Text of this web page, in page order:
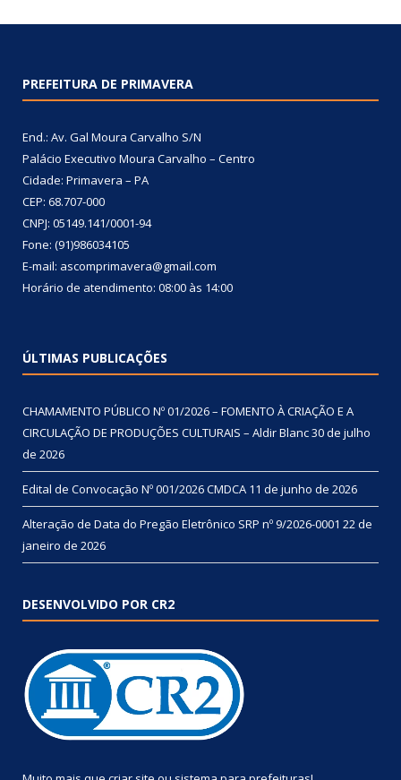
PREFEITURA DE PRIMAVERA
End.: Av. Gal Moura Carvalho S/N
Palácio Executivo Moura Carvalho – Centro
Cidade: Primavera – PA
CEP: 68.707-000
CNPJ: 05149.141/0001-94
Fone: (91)986034105
E-mail: ascomprimavera@gmail.com
Horário de atendimento: 08:00 às 14:00
ÚLTIMAS PUBLICAÇÕES
CHAMAMENTO PÚBLICO Nº 01/2026 – FOMENTO À CRIAÇÃO E A
CIRCULAÇÃO DE PRODUÇÕES CULTURAIS – Aldir Blanc30 de julho
de 2026
Edital de Convocação Nº 001/2026 CMDCA 11 de junho de 2026
Alteração de Data do Pregão Eletrônico SRP nº 9/2026-0001 22 de
janeiro de 2026
DESENVOLVIDO POR CR2